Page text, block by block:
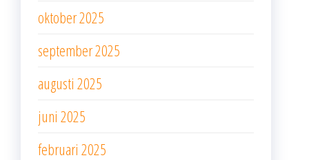
oktober 2025
september 2025
augusti 2025
juni 2025
februari 2025